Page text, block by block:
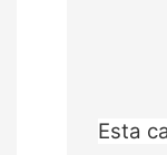
Esta